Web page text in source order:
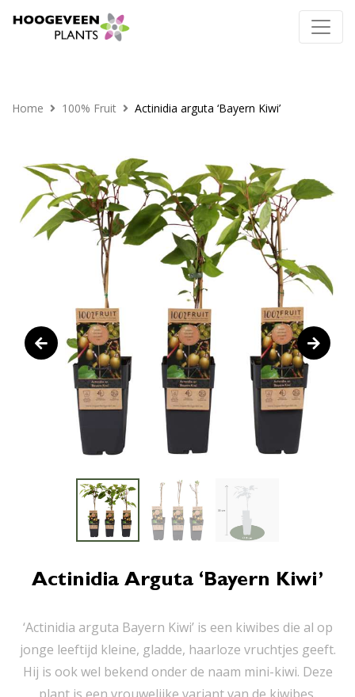
Home 100% Fruit Actinidia arguta ‘Bayern Kiwi’
Actinidia Arguta ‘Bayern Kiwi’
‘Actinidia arguta Bayern Kiwi’ is een kiwibes die al op
jonge leeftijd kleine, gladde, haarloze vruchtjes geeft.
Hij is ook wel bekend onder de naam mini-kiwi. Deze